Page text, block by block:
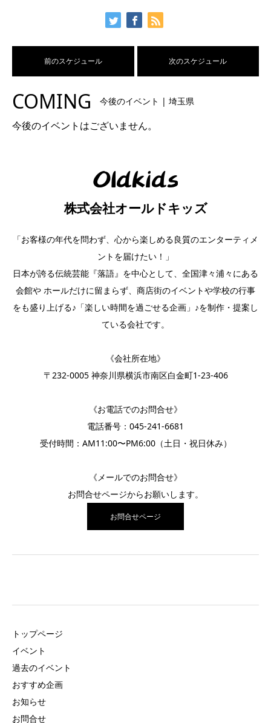
前のスケジュール 次のスケジュール
COMING 今後のイベント | 埼玉県
今後のイベントはございません。
株式会社オールドキッズ
「お客様の年代を問わず、心から楽しめる良質のエンターティメ
ントを届けたい！」
日本が誇る伝統芸能『落語』を中心として、全国津々浦々にある
会館や ホールだけに留まらず、商店街のイベントや学校の行事
をも盛り上げる♪「楽しい時間を過ごせる企画」♪を制作・提案し
ている会社です。
《会社所在地》
〒232-0005 神奈川県横浜市南区白金町1-23-406
《お電話でのお問合せ》
電話番号： 045-241-6681
受付時間：AM11:00〜PM6:00（土日・祝日休み）
《メールでのお問合せ》
お問合せページからお願いします。
お問合せページ
トップページ
イベント
過去のイベント
おすすめ企画
お知らせ
お問合せ